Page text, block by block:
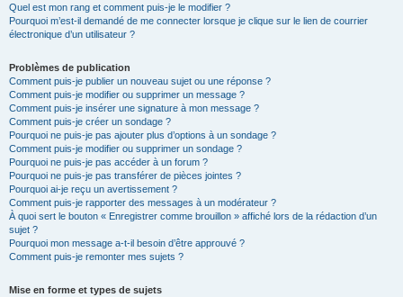
Quel est mon rang et comment puis-je le modifier ?
Pourquoi m’est-il demandé de me connecter lorsque je clique sur le lien de courrier
électronique d’un utilisateur ?
Problèmes de publication
Comment puis-je publier un nouveau sujet ou une réponse ?
Comment puis-je modifier ou supprimer un message ?
Comment puis-je insérer une signature à mon message ?
Comment puis-je créer un sondage ?
Pourquoi ne puis-je pas ajouter plus d’options à un sondage ?
Comment puis-je modifier ou supprimer un sondage ?
Pourquoi ne puis-je pas accéder à un forum ?
Pourquoi ne puis-je pas transférer de pièces jointes ?
Pourquoi ai-je reçu un avertissement ?
Comment puis-je rapporter des messages à un modérateur ?
À quoi sert le bouton « Enregistrer comme brouillon » affiché lors de la rédaction d’un
sujet ?
Pourquoi mon message a-t-il besoin d’être approuvé ?
Comment puis-je remonter mes sujets ?
Mise en forme et types de sujets